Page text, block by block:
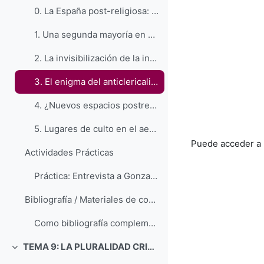
0. La España post-religiosa: la increencia y el ateísmo. Presentación
1. Una segunda mayoría en España: no religiosos y ateos
2. La invisibilización de la increencia en España
3. El enigma del anticlericalismo español
4. ¿Nuevos espacios postreligiosos?: los centros multiconfesionales
5. Lugares de culto en el aeropuerto de Madrid-Barajas
Actividades Prácticas
Práctica: Entrevista a Gonzalo Puente Ojea. El futuro de la increencia en España
Bibliografía / Materiales de consulta (copia) (copia) (copia) (copia) (copia) (copia) (copia)
Como bibliografía complementaria se recomienda la ...
Colapsar TEMA 9: LA PLURALIDAD CRISTIANA EN LA ESPAÑA ACTUAL
Puede acceder